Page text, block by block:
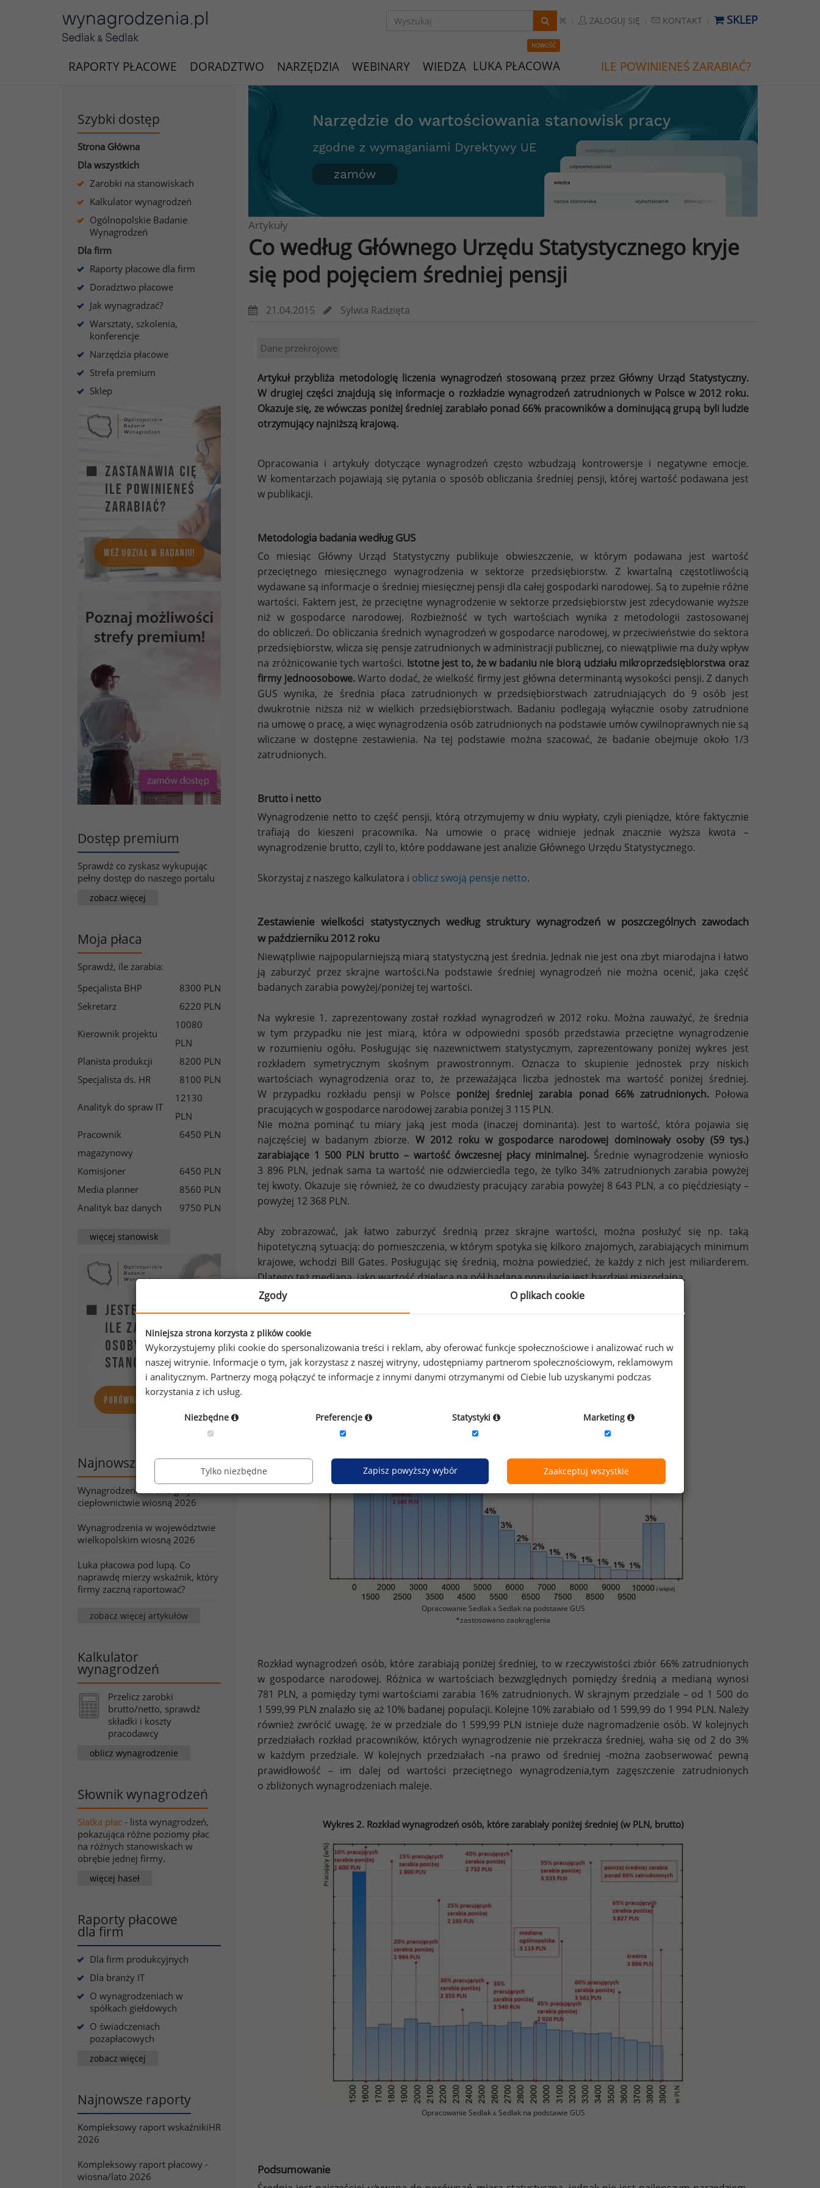
ZALOGUJ SIĘ KONTAKT SKLEP
RAPORTY PŁACOWE DORADZTWO NARZĘDZIA WEBINARY WIEDZA
NOWOŚĆ
LUKA PŁACOWA ILE POWINIENEŚ ZARABIAĆ?
Szybki dostęp
Strona Główna
Dla wszystkich
Zarobki na stanowiskach
Kalkulator wynagrodzeń
Ogólnopolskie Badanie
Wynagrodzeń
Dla firm
Raporty płacowe dla firm
Doradztwo płacowe
Jak wynagradzać?
Warsztaty, szkolenia,
konferencje
Narzędzia płacowe
Strefa premium
Sklep
Dostęp premium
Sprawdź co zyskasz wykupując
pełny dostęp do naszego portalu
zobacz więcej
Moja płaca
Sprawdź, ile zarabia:
Specjalista BHP
8300 PLN
Sekretarz
6220 PLN
Kierownik projektu
10080
PLN
Planista produkcji
8200 PLN
Specjalista ds. HR
8100 PLN
Analityk do spraw IT
12130
PLN
Pracownik
magazynowy
6450 PLN
Komisjoner
6450 PLN
Media planner
8560 PLN
Analityk baz danych
9750 PLN
więcej stanowisk
Najnowsze artykuły
Wynagrodzenia w energetyce i
ciepłownictwie wiosną 2026
Wynagrodzenia w województwie
wielkopolskim wiosną 2026
Luka płacowa pod lupą. Co
naprawdę mierzy wskaźnik, który
firmy zaczną raportować?
zobacz więcej artykułów
Kalkulator
wynagrodzeń
Przelicz zarobki
brutto/netto, sprawdź
składki i koszty
pracodawcy
oblicz wynagrodzenie
Słownik wynagrodzeń
Siatka płac - lista wynagrodzeń,
pokazująca różne poziomy płac
na różnych stanowiskach w
obrębie jednej firmy.
więcej haseł
Raporty płacowe
dla firm
Dla firm produkcyjnych
Dla branży IT
O wynagrodzeniach w
spółkach giełdowych
O świadczeniach
pozapłacowych
zobacz więcej
Najnowsze raporty
Kompleksowy raport wskaźnikiHR
2026
Kompleksowy raport płacowy -
wiosna/lato 2026
Artykuły
Co według Głównego Urzędu Statystycznego kryje
się pod pojęciem średniej pensji
21.04.2015 Sylwia Radzięta
Dane przekrojowe
Artykuł przybliża metodologię liczenia wynagrodzeń stosowaną przez przez Główny Urząd Statystyczny.
W drugiej części znajdują się informacje o rozkładzie wynagrodzeń zatrudnionych w Polsce w 2012 roku.
Okazuje się, ze wówczas poniżej średniej zarabiało ponad 66% pracowników a dominującą grupą byli ludzie
otrzymujący najniższą krajową.
Opracowania i artykuły dotyczące wynagrodzeń często wzbudzają kontrowersje i negatywne emocje.
W komentarzach pojawiają się pytania o sposób obliczania średniej pensji, której wartość podawana jest
w publikacji.
Metodologia badania według GUS
Co miesiąc Główny Urząd Statystyczny publikuje obwieszczenie, w którym podawana jest wartość
przeciętnego miesięcznego wynagrodzenia w sektorze przedsiębiorstw. Z kwartalną częstotliwością
wydawane są informacje o średniej miesięcznej pensji dla całej gospodarki narodowej. Są to zupełnie różne
wartości. Faktem jest, że przeciętne wynagrodzenie w sektorze przedsiębiorstw jest zdecydowanie wyższe
niż w gospodarce narodowej. Rozbieżność w tych wartościach wynika z metodologii zastosowanej
do obliczeń. Do obliczania średnich wynagrodzeń w gospodarce narodowej, w przeciwieństwie do sektora
przedsiębiorstw, wlicza się pensje zatrudnionych w administracji publicznej, co niewątpliwie ma duży wpływ
na zróżnicowanie tych wartości. Istotne jest to, że w badaniu nie biorą udziału mikroprzedsiębiorstwa oraz
firmy jednoosobowe.Warto dodać, że wielkość firmy jest główna determinantą wysokości pensji. Z danych
GUS wynika, że średnia płaca zatrudnionych w przedsiębiorstwach zatrudniających do 9 osób jest
dwukrotnie niższa niż w wielkich przedsiębiorstwach. Badaniu podlegają wyłącznie osoby zatrudnione
na umowę o pracę, a więc wynagrodzenia osób zatrudnionych na podstawie umów cywilnoprawnych nie są
wliczane w dostępne zestawienia. Na tej podstawie można szacować, że badanie obejmuje około 1/3
zatrudnionych.
Brutto i netto
Wynagrodzenie netto to część pensji, którą otrzymujemy w dniu wypłaty, czyli pieniądze, które faktycznie
trafiają do kieszeni pracownika. Na umowie o pracę widnieje jednak znacznie wyższa kwota –
wynagrodzenie brutto, czyli to, które poddawane jest analizie Głównego Urzędu Statystycznego.
Skorzystaj z naszego kalkulatora i oblicz swoją pensje netto.
Zestawienie wielkości statystycznych według struktury wynagrodzeń w poszczególnych zawodach
w październiku 2012 roku
Niewątpliwie najpopularniejszą miarą statystyczną jest średnia. Jednak nie jest ona zbyt miarodajna i łatwo
ją zaburzyć przez skrajne wartości.Na podstawie średniej wynagrodzeń nie można ocenić, jaka część
badanych zarabia powyżej/poniżej tej wartości.
Na wykresie 1. zaprezentowany został rozkład wynagrodzeń w 2012 roku. Można zauważyć, że średnia
w tym przypadku nie jest miarą, która w odpowiedni sposób przedstawia przeciętne wynagrodzenie
w rozumieniu ogółu. Posługując się nazewnictwem statystycznym, zaprezentowany poniżej wykres jest
rozkładem symetrycznym skośnym prawostronnym. Oznacza to skupienie jednostek przy niskich
wartościach wynagrodzenia oraz to, że przeważająca liczba jednostek ma wartość poniżej średniej.
W przypadku rozkładu pensji w Polsce poniżej średniej zarabia ponad 66% zatrudnionych.Połowa
pracujących w gospodarce narodowej zarabia poniżej 3 115 PLN.
Nie można pominąć tu miary jaką jest moda (inaczej dominanta). Jest to wartość, która pojawia się
najczęściej w badanym zbiorze. W 2012 roku w gospodarce narodowej dominowały osoby (59 tys.)
zarabiające 1 500 PLN brutto – wartość ówczesnej płacy minimalnej. Średnie wynagrodzenie wyniosło
3 896 PLN, jednak sama ta wartość nie odzwierciedla tego, że tylko 34% zatrudnionych zarabia powyżej
tej kwoty. Okazuje się również, że co dwudziesty pracujący zarabia powyżej 8 643 PLN, a co pięćdziesiąty –
powyżej 12 368 PLN.
Aby zobrazować, jak łatwo zaburzyć średnią przez skrajne wartości, można posłużyć się np. taką
hipotetyczną sytuacją: do pomieszczenia, w którym spotyka się kilkoro znajomych, zarabiających minimum
krajowe, wchodzi Bill Gates. Posługując się średnią, można powiedzieć, że każdy z nich jest miliarderem.
Dlatego też mediana, jako wartość dzieląca na pół badaną populację jest bardziej miarodajna.
Wykres 1. Rozkład wynagrodzeń w gospodarce narodowej według GUS (brutto w PLN)
Opracowanie Sedlak &Sedlak na podstawie GUS
*zastosowano zaokrąglenia
Rozkład wynagrodzeń osób, które zarabiają poniżej średniej, to w rzeczywistości zbiór 66% zatrudnionych
w gospodarce narodowej. Różnica w wartościach bezwzględnych pomiędzy średnią a medianą wynosi
781 PLN, a pomiędzy tymi wartościami zarabia 16% zatrudnionych. W skrajnym przedziale – od 1 500 do
1 599,99 PLN znalazło się aż 10% badanej populacji. Kolejne 10% zarabiało od 1 599,99 do 1 994 PLN. Należy
również zwrócić uwagę, że w przedziale do 1 599,99 PLN istnieje duże nagromadzenie osób. W kolejnych
przedziałach rozkład pracowników, których wynagrodzenie nie przekracza średniej, waha się od 2 do 3%
w każdym przedziale. W kolejnych przedziałach –na prawo od średniej -można zaobserwować pewną
prawidłowość – im dalej od wartości przeciętnego wynagrodzenia,tym zagęszczenie zatrudnionych
o zbliżonych wynagrodzeniach maleje.
Wykres 2. Rozkład wynagrodzeń osób, które zarabiały poniżej średniej (w PLN, brutto)
Opracowanie Sedlak &Sedlak na podstawie GUS
Podsumowanie
Zgody O plikach cookie
Niniejsza strona korzysta z plików cookie
Wykorzystujemy pliki cookie do spersonalizowania treści i reklam, aby oferować funkcje społecznościowe i analizować ruch w
naszej witrynie. Informacje o tym, jak korzystasz z naszej witryny, udostępniamy partnerom społecznościowym, reklamowym
i analitycznym. Partnerzy mogą połączyć te informacje z innymi danymi otrzymanymi od Ciebie lub uzyskanymi podczas
korzystania z ich usług.
Niezbędne Preferencje Statystyki Marketing
Tylko niezbędne Zapisz powyższy wybór Zaakceptuj wszystkie